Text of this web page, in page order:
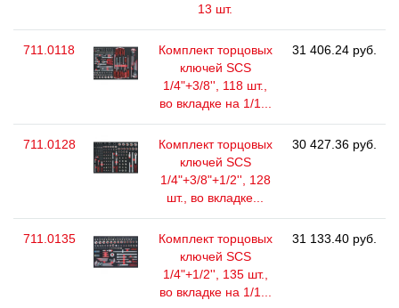
13 шт.
711.0118
Комплект торцовых
ключей SCS
1/4"+3/8'', 118 шт.,
во вкладке на 1/1...
31 406.24 руб.
711.0128
Комплект торцовых
ключей SCS
1/4"+3/8"+1/2'', 128
шт., во вкладке...
30 427.36 руб.
711.0135
Комплект торцовых
ключей SCS
1/4"+1/2'', 135 шт.,
во вкладке на 1/1...
31 133.40 руб.